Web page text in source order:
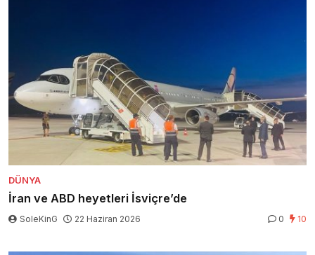
DÜNYA
İran ve ABD heyetleri İsviçre’de
SoleKinG 22 Haziran 2026 0 10